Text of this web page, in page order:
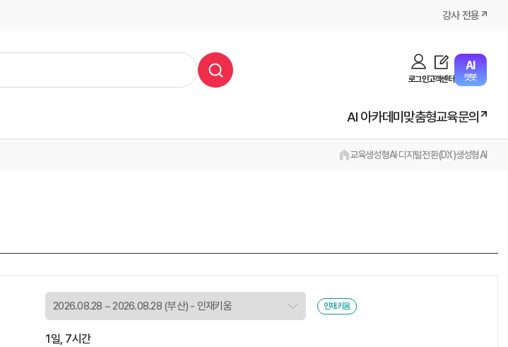
강사 전용
로그인고객센터
AI
챗봇
AI 아카데미맞춤형교육문의
교육생성형AI·디지털전환(DX)생성형AI
인재키움
1일, 7시간